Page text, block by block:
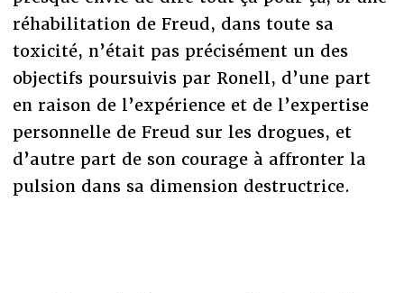
réhabilitation de Freud, dans toute sa
toxicité, n’était pas précisément un des
objectifs poursuivis par Ronell, d’une part
en raison de l’expérience et de l’expertise
personnelle de Freud sur les drogues, et
d’autre part de son courage à affronter la
pulsion dans sa dimension destructrice.